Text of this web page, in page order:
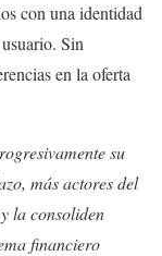
con una identidad
Sin
en la oferta
su
más actores del
la consoliden
financiero